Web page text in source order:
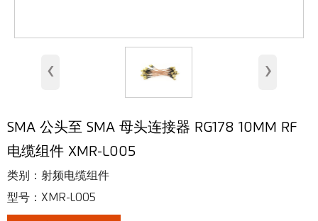
安全天线
射频连接器
‹ ›
SMA 公头至 SMA 母头连接器 RG178 10MM RF
电缆组件 XMR-L005
类别：射频电缆组件
型号：XMR-L005